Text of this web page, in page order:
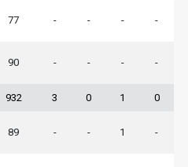
77 - - - -
90 - - - -
932 3 0 1 0
89 - - 1 -